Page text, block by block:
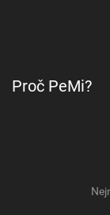
Proč PeMi?